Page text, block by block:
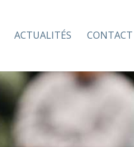
ACTUALITÉS CONTACT